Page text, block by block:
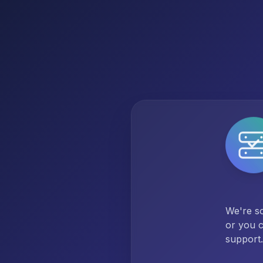
We're
or you
support.